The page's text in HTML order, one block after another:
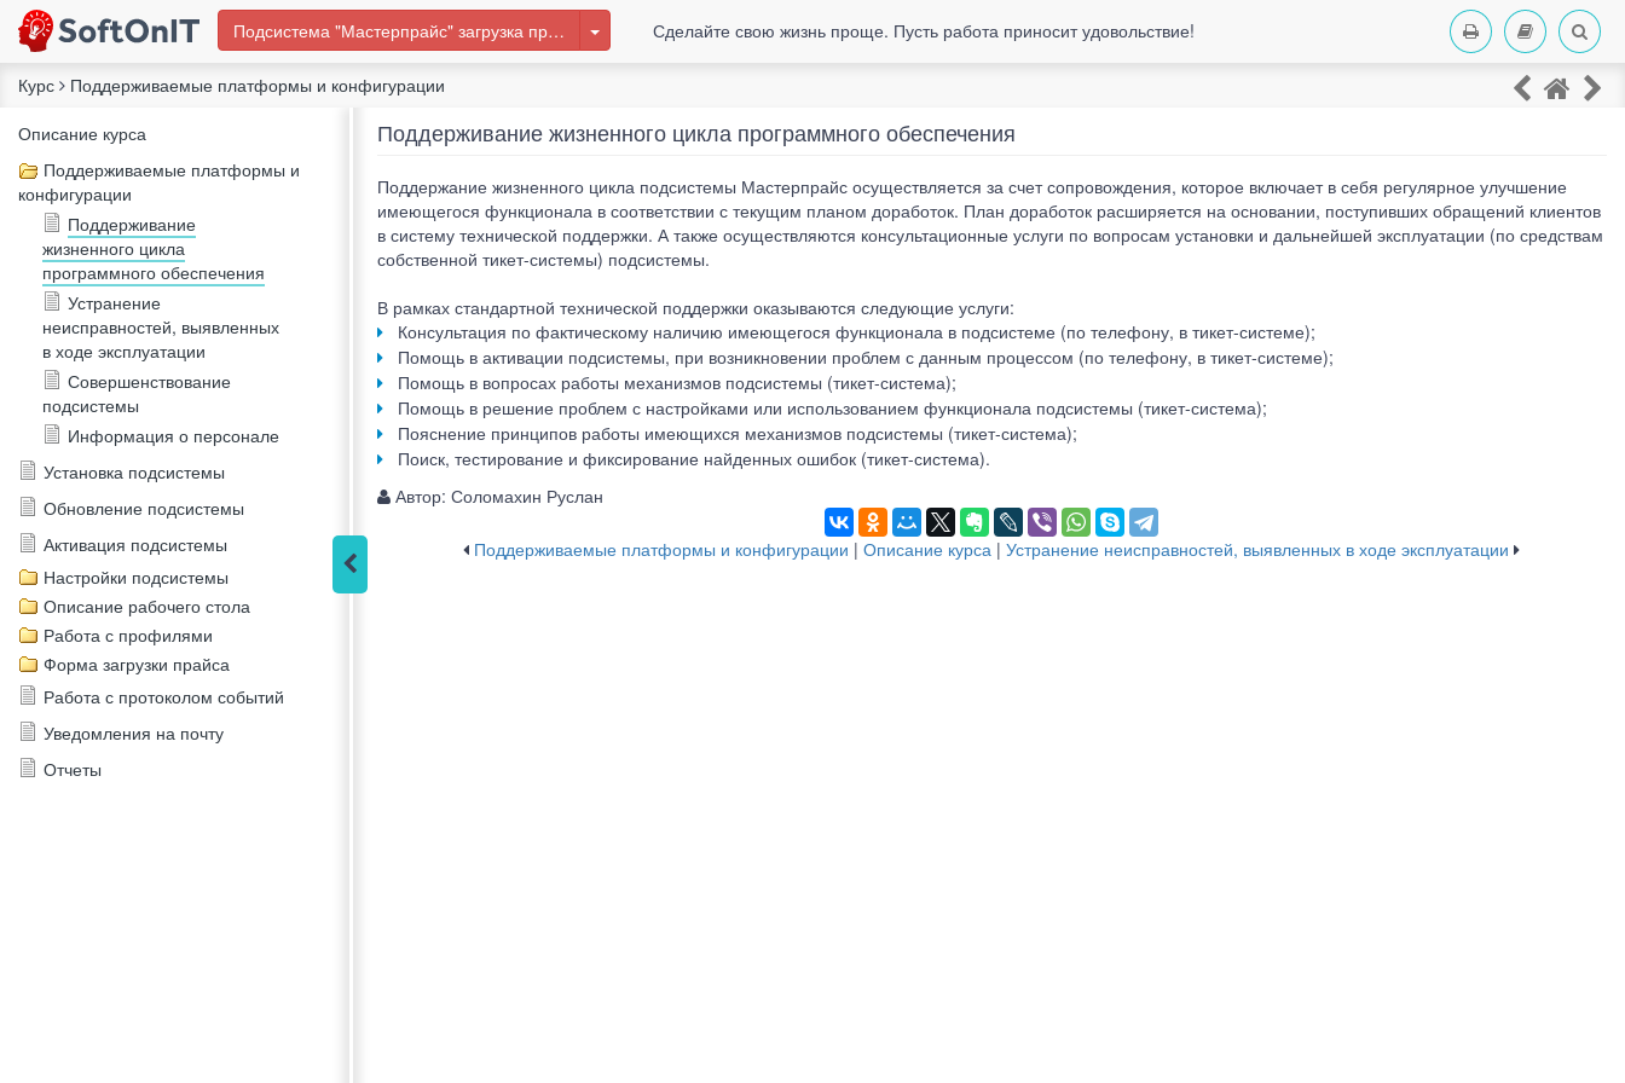
Подсистема "Мастерпрайс" загрузка прайсов Сделайте свою жизнь проще. Пусть работа приносит удовольствие!
Курс
Поддерживаемые платформы и конфигурации
Описание курса
Поддерживаемые платформы и
конфигурации
Поддерживание
жизненного цикла
программного обеспечения
Устранение
неисправностей, выявленных
в ходе эксплуатации
Совершенствование
подсистемы
Информация о персонале
Установка подсистемы
Обновление подсистемы
Активация подсистемы
Настройки подсистемы
Описание рабочего стола
Работа с профилями
Форма загрузки прайса
Работа с протоколом событий
Уведомления на почту
Отчеты
Поддерживание жизненного цикла программного обеспечения
Поддержание жизненного цикла подсистемы Мастерпрайс осуществляется за счет сопровождения, которое включает в себя регулярное улучшение
имеющегося функционала в соответствии с текущим планом доработок. План доработок расширяется на основании, поступивших обращений клиентов
в систему технической поддержки. А также осуществляются консультационные услуги по вопросам установки и дальнейшей эксплуатации (по средствам
собственной тикет-системы) подсистемы.
В рамках стандартной технической поддержки оказываются следующие услуги:
Консультация по фактическому наличию имеющегося функционала в подсистеме (по телефону, в тикет-системе);
Помощь в активации подсистемы, при возникновении проблем с данным процессом (по телефону, в тикет-системе);
Помощь в вопросах работы механизмов подсистемы (тикет-система);
Помощь в решение проблем с настройками или использованием функционала подсистемы (тикет-система);
Пояснение принципов работы имеющихся механизмов подсистемы (тикет-система);
Поиск, тестирование и фиксирование найденных ошибок (тикет-система).
Автор: Соломахин Руслан
Поддерживаемые платформы и конфигурации |Описание курса |Устранение неисправностей, выявленных в ходе эксплуатации